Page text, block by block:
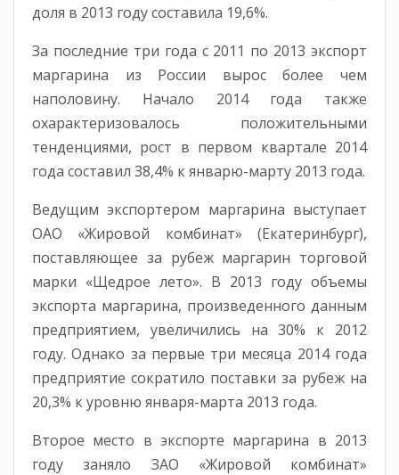
доля в 2013 году составила 19,6%.
За последние три года с 2011 по 2013 экспорт
маргарина из России вырос более чем
наполовину. Начало 2014 года также
охарактеризовалось положительными
тенденциями, рост в первом квартале 2014
года составил 38,4% к январю-марту 2013 года.
Ведущим экспортером маргарина выступает
ОАО «Жировой комбинат» (Екатеринбург),
поставляющее за рубеж маргарин торговой
марки «Щедрое лето». В 2013 году объемы
экспорта маргарина, произведенного данным
предприятием, увеличились на 30% к 2012
году. Однако за первые три месяца 2014 года
предприятие сократило поставки за рубеж на
20,3% к уровню января-марта 2013 года.
Второе место в экспорте маргарина в 2013
году заняло ЗАО «Жировой комбинат»